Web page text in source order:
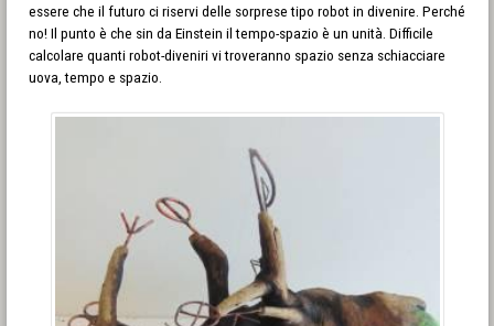
essere che il futuro ci riservi delle sorprese tipo robot in divenire. Perché
no! Il punto è che sin da Einstein il tempo-spazio è un unità. Difficile
calcolare quanti robot-diveniri vi troveranno spazio senza schiacciare
uova, tempo e spazio.